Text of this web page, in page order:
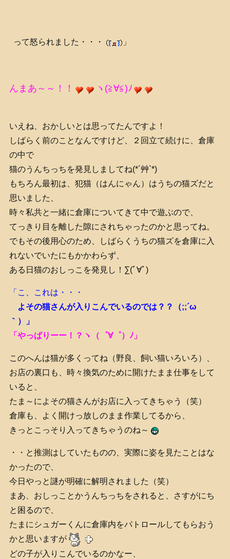
って怒られました・・・ 」
んまあ～～！！ ヽ(≧∀≦)ﾉ
いえね、おかしいとは思ってたんですよ！
しばらく前のことなんですけど、２回立て続けに、倉庫
の中で
猫のうんちっちを発見しましてね(*´艸`*)
もちろん最初は、犯猫（はんにゃん）はうちの猫ズだと
思いました、
時々私共と一緒に倉庫についてきて中で遊ぶので、
てっきり目を離した隙にされちゃったのかと思ってね。
でもその後用心のため、しばらくうちの猫ズを倉庫に入
れないでいたにもかかわらず、
ある日猫のおしっこを発見し！∑(ﾟ∀ﾟ)
「こ、これは・・・
よその猫さんが入りこんでいるのでは？？（;;´ω
｀）」
「やっぱりーー！？ヽ（゜∀゜）ﾉ」
このへんは猫が多くってね（野良、飼い猫いろいろ）、
お店の裏口も、時々換気のために開けたまま仕事をして
いると、
たま～によその猫さんがお店に入ってきちゃう（笑）
倉庫も、よく開けっ放しのまま作業してるから、
きっとこっそり入ってきちゃうのね～
・・と推測はしていたものの、実際に姿を見たことはな
かったので、
今日やっと謎が明確に解明されました（笑）
まあ、おしっことかうんちっちをされると、さすがにち
と困るので、
たまにシュガーくんに倉庫内をパトロールしてもらおう
かと思いますが
どの子が入りこんでいるのかなー、